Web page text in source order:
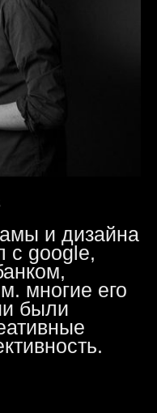
и дизайна
с google,
многие его
были